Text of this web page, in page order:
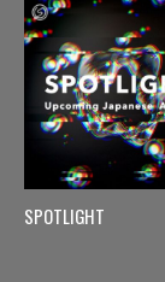
SPOTLIGHT